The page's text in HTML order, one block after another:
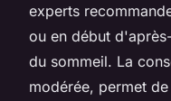
experts
ou en début
du sommeil. La
modérée, permet